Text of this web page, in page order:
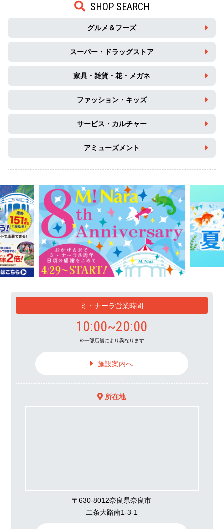
SHOP SEARCH
グルメ＆フーズ
スーパー・ドラッグストア
家具・雑貨・花・メガネ
ファッション・キッズ
サービス・カルチャー
アミューズメント
ミ・ナーラ営業時間
10:00~20:00
一部店舗により異なります
施設案内へ
所在地
〒630-8012奈良県奈良市
二条大路南1-3-1